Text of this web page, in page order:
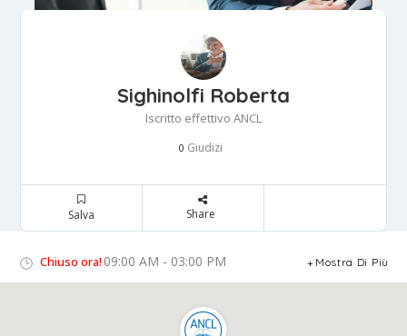
Sighinolfi Roberta
Iscritto effettivo ANCL
0 Giudizi
Salva Share
Chiuso ora! 09:00 AM - 03:00 PM Mostra Di Più